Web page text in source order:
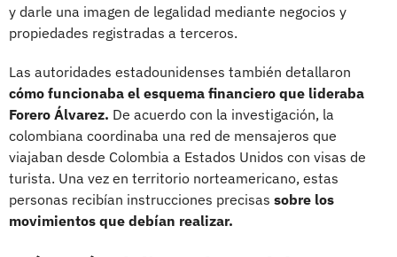
y darle una imagen de legalidad mediante negocios y
propiedades registradas a terceros.
Las autoridades estadounidenses también detallaron
cómo funcionaba el esquema financiero que lideraba
Forero Álvarez. De acuerdo con la investigación, la
colombiana coordinaba una red de mensajeros que
viajaban desde Colombia a Estados Unidos con visas de
turista. Una vez en territorio norteamericano, estas
personas recibían instrucciones precisas sobre los
movimientos que debían realizar.